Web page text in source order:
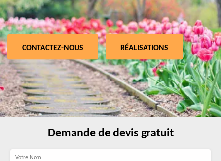
CONTACTEZ-NOUS RÉALISATIONS
Demande de devis gratuit